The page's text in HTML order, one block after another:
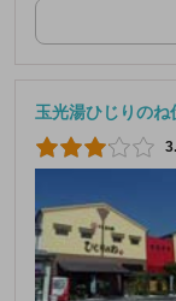
玉光湯ひじりのね